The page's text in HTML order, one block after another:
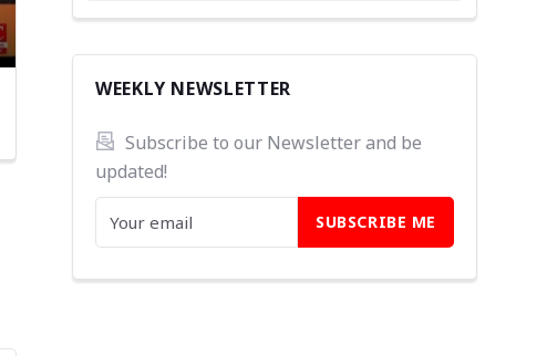
WEEKLY NEWSLETTER
Subscribe to our Newsletter and be
updated!